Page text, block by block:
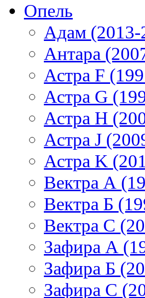
Опель
Адам (2013-
Антара
Астра F
Астра G
Астра H
Астра J
Астра K
Вектра А
Вектра Б
Вектра С
Зафира А
Зафира Б
Зафира С